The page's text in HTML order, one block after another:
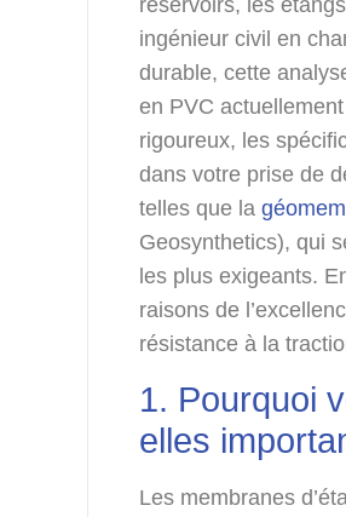
réservoirs, les
ingénieur civil en
durable, cette
en PVC
rigoureux, les
dans votre prise de
telles que la
Geosynthetics), qui
les plus exigeants.
raisons de
résistance à la
1. Pourquoi
elles
Les membranes